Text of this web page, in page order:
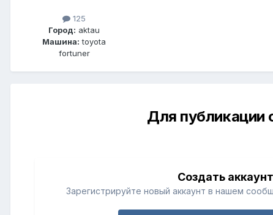
125
Город: aktau
Машина: toyota
fortuner
Для публикации
Создать аккаунт
Зарегистрируйте новый аккаунт в нашем